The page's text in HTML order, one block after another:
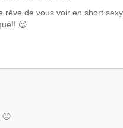
rêve de vous voir en short
😉
🙂